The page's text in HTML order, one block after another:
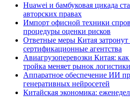
Huawei и бамбуковая цикада
авторских правах
Импорт офисной техники
процедуры оценки рисков
Ответные меры Китая затронут
сертификационные агентства
Авиагрузоперевозки Китая:
тройка меняет рынок логистики
Аппаратное обеспечение ИИ
генеративных нейросетей
Китайская экономика: